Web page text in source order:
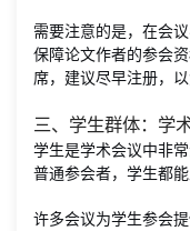
需要注意的是，在会
保障论文作者的参会
席，建议尽早注册，
三、学生群体：学
学生是学术会议中非
普通参会者，学生都
许多会议为学生参会